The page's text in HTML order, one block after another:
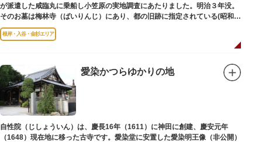
が派遣した咸臨丸に乗船し小笠原の実地調査にあたりました。明治３年没。
そのお墓は梅林寺（ばいりんじ）にあり、都の旧跡に指定されている(昭和３
年指定)。
根岸・入谷・金杉エリア
愛染かつらゆかりの地
自性院（じしょういん）は、慶長16年（1611）に神田に創建、慶安元年
（1648）現在地に移った古寺です。愛染堂に安置した愛染明王像（非公開）